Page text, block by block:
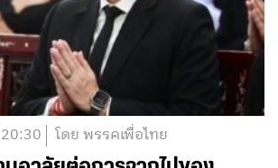
โดย พรรคเพื่อไทย